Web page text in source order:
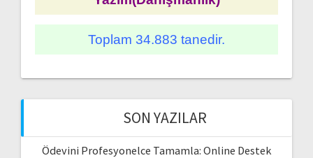
Toplam 34.883 tanedir.
SON YAZILAR
Ödevini Profesyonelce Tamamla: Online Destek